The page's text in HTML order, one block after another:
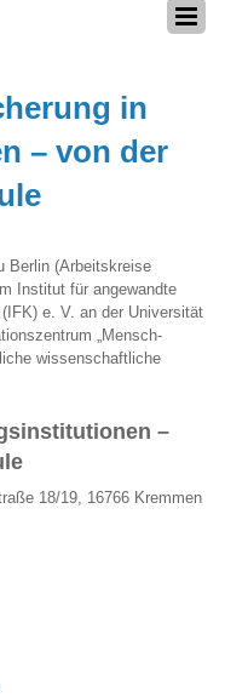
in
– von der
Berlin (Arbeitskreise
Institut für angewandte
e. V. an der Universität
„Mensch-
wissenschaftliche
–
18/19, 16766 Kremmen